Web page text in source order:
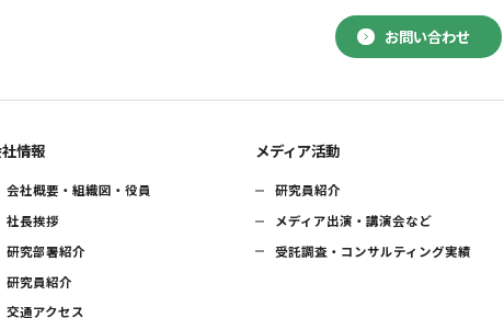
お問い合わせ
情報
会社概要・組織図・役員
社長挨拶
研究部署紹介
研究員紹介
交通アクセス
メディア活動
研究員紹介
メディア出演・講演会など
受託調査・コンサルティング実績